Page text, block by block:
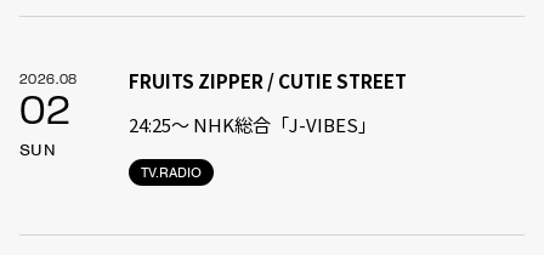
2026.08
02
SUN
TV.RADIO
FRUITS ZIPPER / CUTIE STREET
24:25〜 NHK総合「J-VIBES」